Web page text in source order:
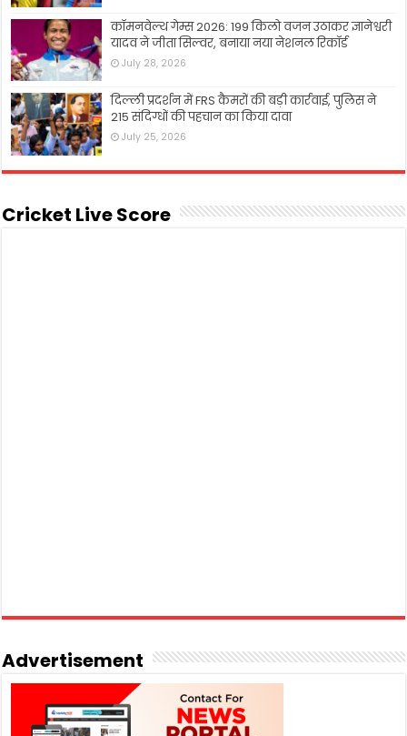
कॉमनवेल्थ गेम्स 2026: 199 किलो वजन उठाकर ज्ञानेश्वरी
यादव ने जीता सिल्वर, बनाया नया नेशनल रिकॉर्ड
July 28, 2026
दिल्ली प्रदर्शन में FRS कैमरों की बड़ी कार्रवाई, पुलिस ने
215 संदिग्धों की पहचान का किया दावा
July 25, 2026
Cricket Live Score
Advertisement